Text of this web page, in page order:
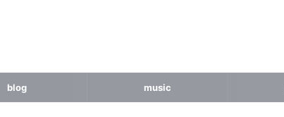
blog music